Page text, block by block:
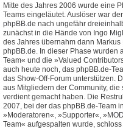
Mitte des Jahres 2006 wurde eine
Teams eingeläutet. Auslöser war
phpBB.de nach ungefähr
zunächst in die Hände von Ingo
des Jahres übernahm dann
phpBB.de. In dieser Phase wurden
Team« und die »Valued
auch heute noch, das phpBB.de-
das Show-Off-Forum unterstützen.
aus Mitgliedern der Community,
verdient gemacht haben. Die
2007, bei der das phpBB.de-Team
»Moderatoren«, »Supporter«,
Team« aufgespalten wurde,